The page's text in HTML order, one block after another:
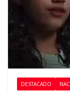
DESTACADO